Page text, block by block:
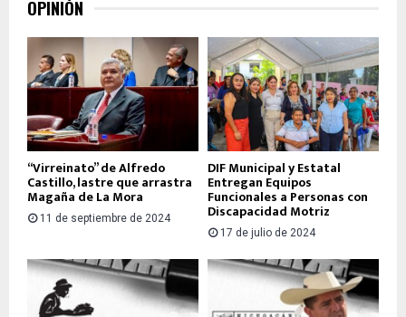
OPINIÓN
“Virreinato” de Alfredo
Castillo, lastre que arrastra
Magaña de La Mora
11 de septiembre de 2024
DIF Municipal y Estatal
Entregan Equipos
Funcionales a Personas con
Discapacidad Motriz
17 de julio de 2024